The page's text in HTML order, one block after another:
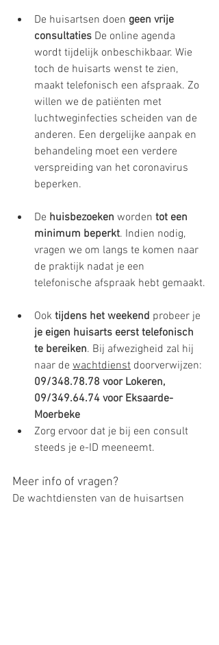
De huisartsen doen geen vrije
consultaties De online agenda
wordt tijdelijk onbeschikbaar. Wie
toch de huisarts wenst te zien,
maakt telefonisch een afspraak. Zo
willen we de patiënten met
luchtweginfecties scheiden van de
anderen. Een dergelijke aanpak en
behandeling moet een verdere
verspreiding van het coronavirus
beperken.
De huisbezoeken worden tot een
minimum beperkt. Indien nodig,
vragen we om langs te komen naar
de praktijk nadat je een
telefonische afspraak hebt gemaakt.
Ook tijdens het weekend probeer je
je eigen huisarts eerst telefonisch
te bereiken. Bij afwezigheid zal hij
naar de wachtdienst doorverwijzen:
09/348.78.78 voor Lokeren,
09/349.64.74 voor Eksaarde-
Moerbeke
Zorg ervoor dat je bij een consult
steeds je e-ID meeneemt.
Meer info of vragen?
De wachtdiensten van de huisartsen